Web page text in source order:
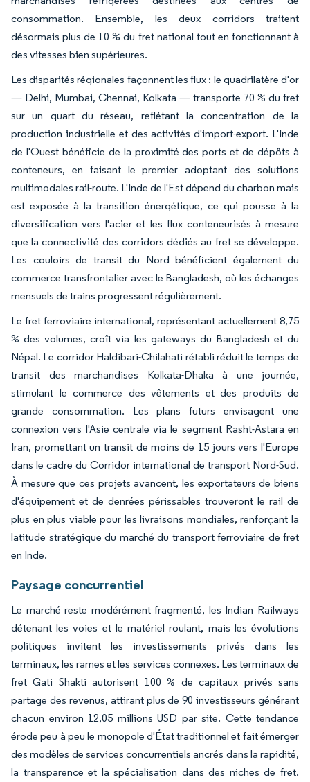
consommation. Ensemble, les deux corridors traitent
désormais plus de 10 % du fret national tout en fonctionnant à
des vitesses bien supérieures.
Les disparités régionales façonnent les flux : le quadrilatère d'or
— Delhi, Mumbai, Chennai, Kolkata — transporte 70 % du fret
sur un quart du réseau, reflétant la concentration de la
production industrielle et des activités d'import-export. L'Inde
de l'Ouest bénéficie de la proximité des ports et de dépôts à
conteneurs, en faisant le premier adoptant des solutions
multimodales rail-route. L'Inde de l'Est dépend du charbon mais
est exposée à la transition énergétique, ce qui pousse à la
diversification vers l'acier et les flux conteneurisés à mesure
que la connectivité des corridors dédiés au fret se développe.
Les couloirs de transit du Nord bénéficient également du
commerce transfrontalier avec le Bangladesh, où les échanges
mensuels de trains progressent régulièrement.
Le fret ferroviaire international, représentant actuellement 8,75
% des volumes, croît via les gateways du Bangladesh et du
Népal. Le corridor Haldibari-Chilahati rétabli réduit le temps de
transit des marchandises Kolkata-Dhaka à une journée,
stimulant le commerce des vêtements et des produits de
grande consommation. Les plans futurs envisagent une
connexion vers l'Asie centrale via le segment Rasht-Astara en
Iran, promettant un transit de moins de 15 jours vers l'Europe
dans le cadre du Corridor international de transport Nord-Sud.
À mesure que ces projets avancent, les exportateurs de biens
d'équipement et de denrées périssables trouveront le rail de
plus en plus viable pour les livraisons mondiales, renforçant la
latitude stratégique du marché du transport ferroviaire de fret
en Inde.
Paysage concurrentiel
Le marché reste modérément fragmenté, les Indian Railways
détenant les voies et le matériel roulant, mais les évolutions
politiques invitent les investissements privés dans les
terminaux, les rames et les services connexes. Les terminaux de
fret Gati Shakti autorisent 100 % de capitaux privés sans
partage des revenus, attirant plus de 90 investisseurs générant
chacun environ 12,05 millions USD par site. Cette tendance
érode peu à peu le monopole d'État traditionnel et fait émerger
des modèles de services concurrentiels ancrés dans la rapidité,
la transparence et la spécialisation dans des niches de fret.